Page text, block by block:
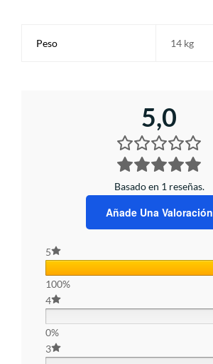
Peso 14 kg
5,0
Basado en 1 reseñas.
Añade Una Valoración
5
100%
4
0%
3